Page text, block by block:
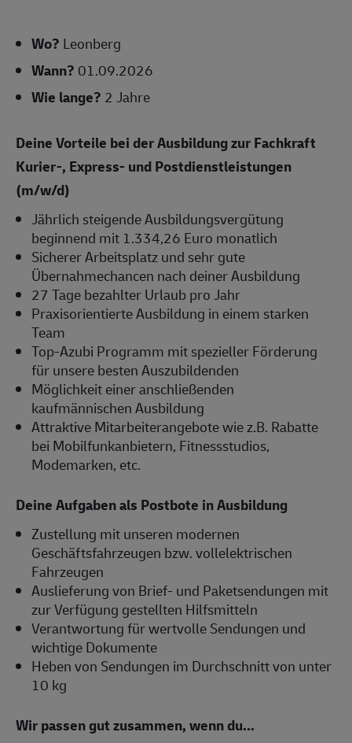
Wo? Leonberg
Wann? 01.09.2026
Wie lange? 2 Jahre
Deine Vorteile bei der Ausbildung zur Fachkraft
Kurier-, Express- und Postdienstleistungen
(m/w/d)
Jährlich steigende Ausbildungsvergütung
beginnend mit 1.334,26 Euro monatlich
Sicherer Arbeitsplatz und sehr gute
Übernahmechancen nach deiner Ausbildung
27 Tage bezahlter Urlaub pro Jahr
Praxisorientierte Ausbildung in einem starken
Team
Top-Azubi Programm mit spezieller Förderung
für unsere besten Auszubildenden
Möglichkeit einer anschließenden
kaufmännischen Ausbildung
Attraktive Mitarbeiterangebote wie z.B. Rabatte
bei Mobilfunkanbietern, Fitnessstudios,
Modemarken, etc.
Deine Aufgaben als Postbote in Ausbildung
Zustellung mit unseren modernen
Geschäftsfahrzeugen bzw. vollelektrischen
Fahrzeugen
Auslieferung von Brief- und Paketsendungen mit
zur Verfügung gestellten Hilfsmitteln
Verantwortung für wertvolle Sendungen und
wichtige Dokumente
Heben von Sendungen im Durchschnitt von unter
10 kg
Wir passen gut zusammen, wenn du...